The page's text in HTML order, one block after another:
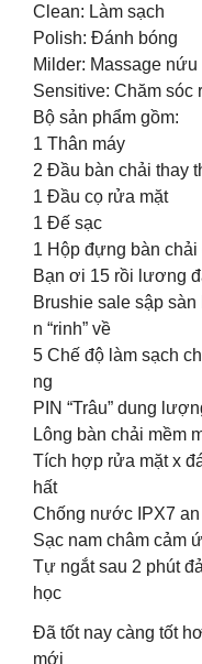
Clean: Làm sạch
Polish: Đánh bóng
Milder: Massage nứu
Sensitive: Chăm sóc
Bộ sản phẩm gồm:
1 Thân máy
2 Đầu bàn chải thay
1 Đầu cọ rửa mặt
1 Đế sạc
1 Hộp đựng bàn
Bạn ơi 15 rồi lương
Brushie sale sập
n “rinh” về
5 Chế độ làm sạch
ng
PIN “Trâu” dung
Lông bàn chải mềm
Tích hợp rửa mặt x
hất
Chống nước IPX7 an
Sạc nam châm cảm
Tự ngắt sau 2 phút
học
Đã tốt nay càng tốt
mới